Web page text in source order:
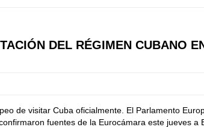
DEL RÉGIMEN CUBANO
de visitar Cuba oficialmente. El Parlamento
fuentes de la Eurocámara este jueves a